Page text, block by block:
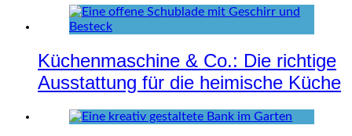
Küchenmaschine & Co.: Die richtige
Ausstattung für die heimische Küche